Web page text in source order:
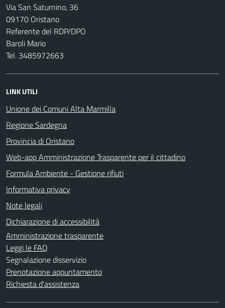
Via San Saturnino, 36
09170 Oristano
Referente del RDP/DPO
Baroli Mario
Tel. 3485972663
LINK UTILI
Unione dei Comuni Alta Marmilla
Regione Sardegna
Provincia di Oristano
Web-app Amministrazione Trasparente per il cittadino
Formula Ambiente - Gestione rifiuti
Informativa privacy
Note legali
Dichiarazione di accessibilità
Amministrazione trasparente
Leggi le FAQ
Segnalazione disservizio
Prenotazione appuntamento
Richiesta d'assistenza